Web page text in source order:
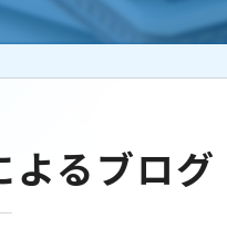
よるブログ